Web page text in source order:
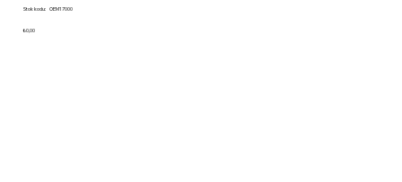
Stok kodu: Stok
OEM17000
Fiyat
₺0,00